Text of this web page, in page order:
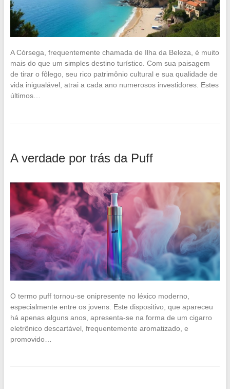
A Córsega, frequentemente chamada de Ilha da Beleza, é muito
mais do que um simples destino turístico. Com sua paisagem
de tirar o fôlego, seu rico patrimônio cultural e sua qualidade de
vida inigualável, atrai a cada ano numerosos investidores. Estes
últimos…
A verdade por trás da Puff
O termo puff tornou-se onipresente no léxico moderno,
especialmente entre os jovens. Este dispositivo, que apareceu
há apenas alguns anos, apresenta-se na forma de um cigarro
eletrônico descartável, frequentemente aromatizado, e
promovido…